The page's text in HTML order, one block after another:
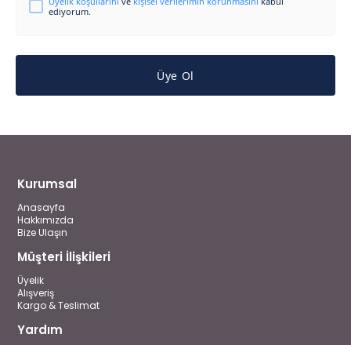
ediyorum.
Üye Ol
Kurumsal
Anasayfa
Hakkımızda
Bize Ulaşın
Müşteri İlişkileri
Üyelik
Alışveriş
Kargo & Teslimat
Yardım